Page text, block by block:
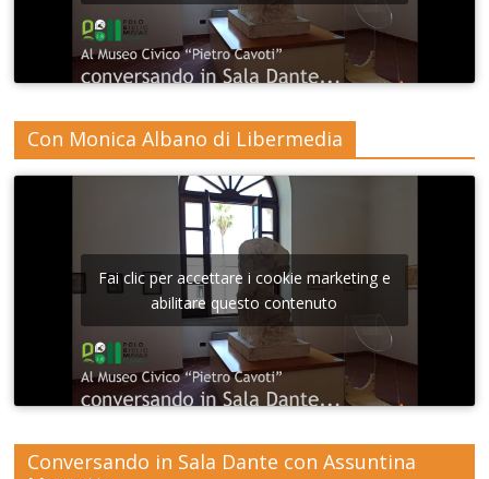
Con Monica Albano di Libermedia
Fai clic per accettare i cookie marketing e
abilitare questo contenuto
Conversando in Sala Dante con Assuntina